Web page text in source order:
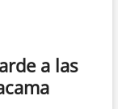
a las